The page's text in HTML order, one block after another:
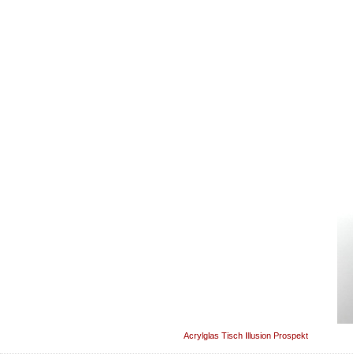
Acrylglas Tisch Illusion Prospekt